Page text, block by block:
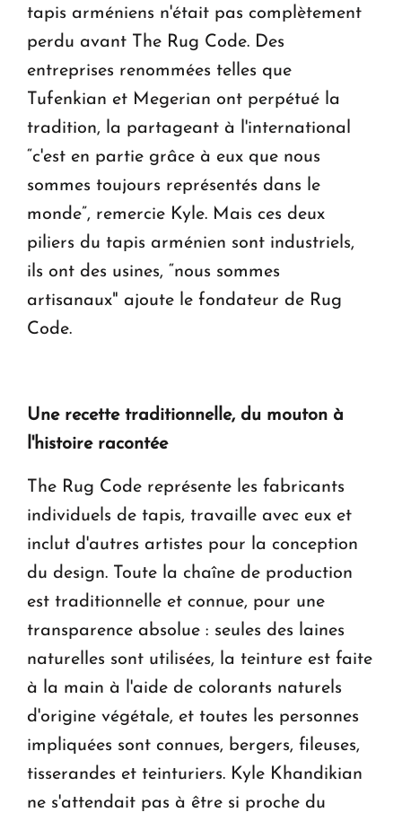
tapis arméniens n'était pas complètement
perdu avant The Rug Code. Des
entreprises renommées telles que
Tufenkian et Megerian ont perpétué la
tradition, la partageant à l'international
“c'est en partie grâce à eux que nous
sommes toujours représentés dans le
monde”, remercie Kyle. Mais ces deux
piliers du tapis arménien sont industriels,
ils ont des usines, “nous sommes
artisanaux" ajoute le fondateur de Rug
Code.
Une recette traditionnelle, du mouton à
l'histoire racontée
The Rug Code représente les fabricants
individuels de tapis, travaille avec eux et
inclut d'autres artistes pour la conception
du design. Toute la chaîne de production
est traditionnelle et connue, pour une
transparence absolue : seules des laines
naturelles sont utilisées, la teinture est faite
à la main à l'aide de colorants naturels
d'origine végétale, et toutes les personnes
impliquées sont connues, bergers, fileuses,
tisserandes et teinturiers. Kyle Khandikian
ne s'attendait pas à être si proche du